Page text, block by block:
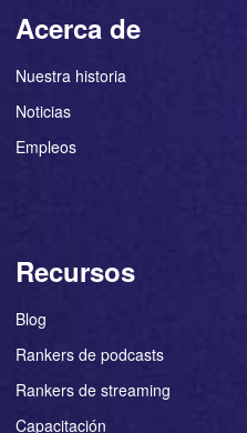
Acerca de
Nuestra historia
Noticias
Empleos
Recursos
Blog
Rankers de podcasts
Rankers de streaming
Capacitación